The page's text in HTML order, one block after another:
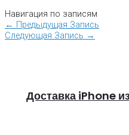
Навигация по записям
← Предыдущая Запись
Следующая Запись →
Доставка iPhone